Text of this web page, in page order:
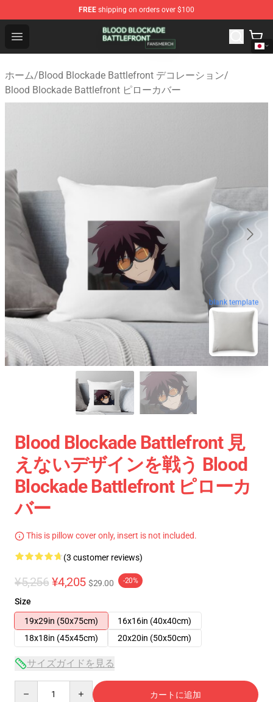
FREE shipping on orders over $100
Open menu
Blood Blockade Battlefront Shop - Official Blood
ホーム/Blood Blockade Battlefront デコレーション/
Blood Blockade Battlefront ピローカバー
blank template
Blood Blockade Battlefront 見
えないデザインを戦う Blood
Blockade Battlefront ピローカ
バー
This is pillow cover only, insert is not included.
(3 customer reviews)
¥5,256 ¥4,205 $29.00 -20%
Size
19x29in (50x75cm)
16x16in (40x40cm)
18x18in (45x45cm)
20x20in (50x50cm)
サイズガイドを見る
カートに追加